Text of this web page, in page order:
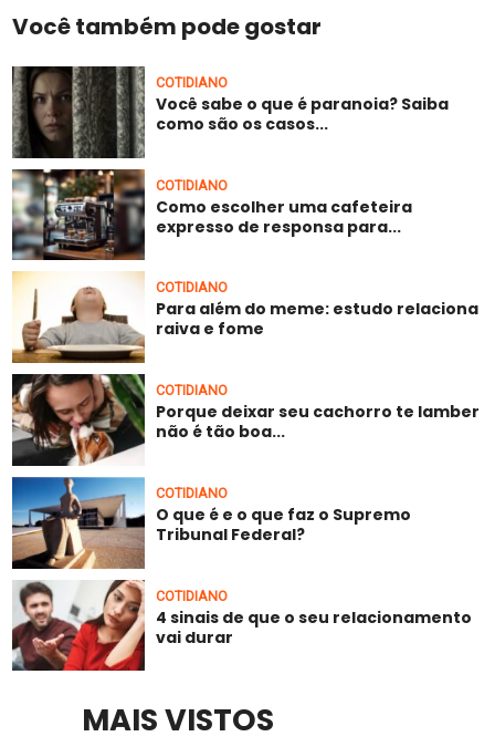
Você também pode gostar
COTIDIANO
Você sabe o que é paranoia? Saiba
como são os casos...
COTIDIANO
Como escolher uma cafeteira
expresso de responsa para...
COTIDIANO
Para além do meme: estudo relaciona
raiva e fome
COTIDIANO
Porque deixar seu cachorro te lamber
não é tão boa...
COTIDIANO
O que é e o que faz o Supremo
Tribunal Federal?
COTIDIANO
4 sinais de que o seu relacionamento
vai durar
MAIS VISTOS